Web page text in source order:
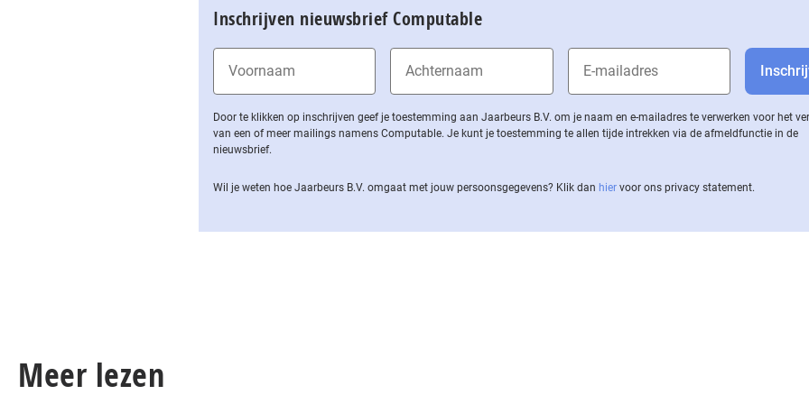
Inschrijven nieuwsbrief Computable
Door te klikken op inschrijven geef je toestemming aan Jaarbeurs B.V. om je naam en e-mailadres te verwerken voor het
van een of meer mailings namens Computable. Je kunt je toestemming te allen tijde intrekken via de af­meld­func­tie in de
nieuwsbrief.
Wil je weten hoe Jaarbeurs B.V. omgaat met jouw per­soons­ge­ge­vens? Klik dan hier voor ons privacy statement.
Meer lezen